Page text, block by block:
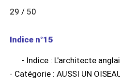
29 / 50
Indice n°15
- Indice : L'architecte
- Catégorie : AUSSI UN